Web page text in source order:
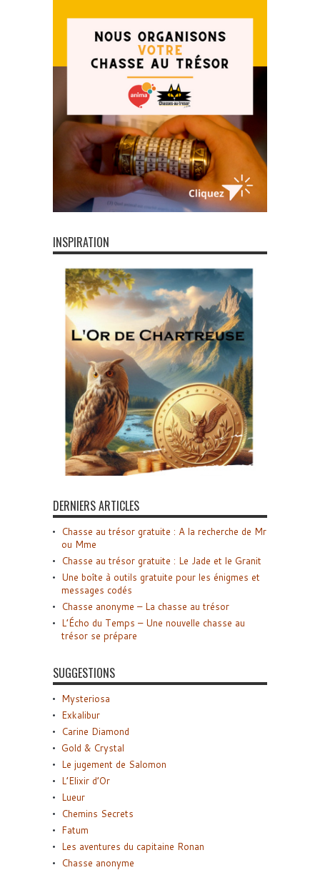
INSPIRATION
DERNIERS ARTICLES
Chasse au trésor gratuite : A la recherche de Mr
ou Mme
Chasse au trésor gratuite : Le Jade et le Granit
Une boîte à outils gratuite pour les énigmes et
messages codés
Chasse anonyme – La chasse au trésor
L’Écho du Temps – Une nouvelle chasse au
trésor se prépare
SUGGESTIONS
Mysteriosa
Exkalibur
Carine Diamond
Gold & Crystal
Le jugement de Salomon
L’Elixir d’Or
Lueur
Chemins Secrets
Fatum
Les aventures du capitaine Ronan
Chasse anonyme